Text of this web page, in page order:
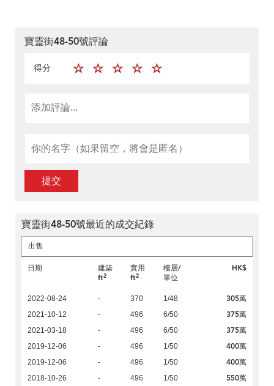
寶靈街48-50號評論
得分
提交
寶靈街48-50號最近的成交紀錄
出售
日期
建築
ft2
實用
ft2
樓層/
單位
HK$
2022-08-24 - 370 1/48 305萬
2021-10-12 - 496 6/50 375萬
2021-03-18 - 496 6/50 375萬
2019-12-06 - 496 1/50 400萬
2019-12-06 - 496 1/50 400萬
2018-10-26 - 496 1/50 550萬